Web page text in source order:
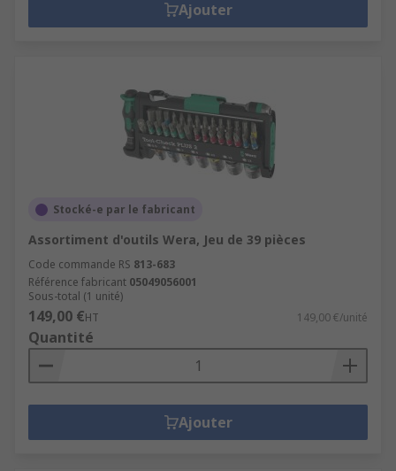
Ajouter
Stocké-e par le fabricant
Assortiment d'outils Wera, Jeu de 39 pièces
Code commande RS 813-683
Référence fabricant 05049056001
Sous-total (1 unité)
149,00 €HT 149,00 €/unité
Quantité
Ajouter